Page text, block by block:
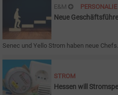
E&M PERSONALIE
Neue
Senec und Yello Strom haben neue Chefs.
STROM
Hessen will